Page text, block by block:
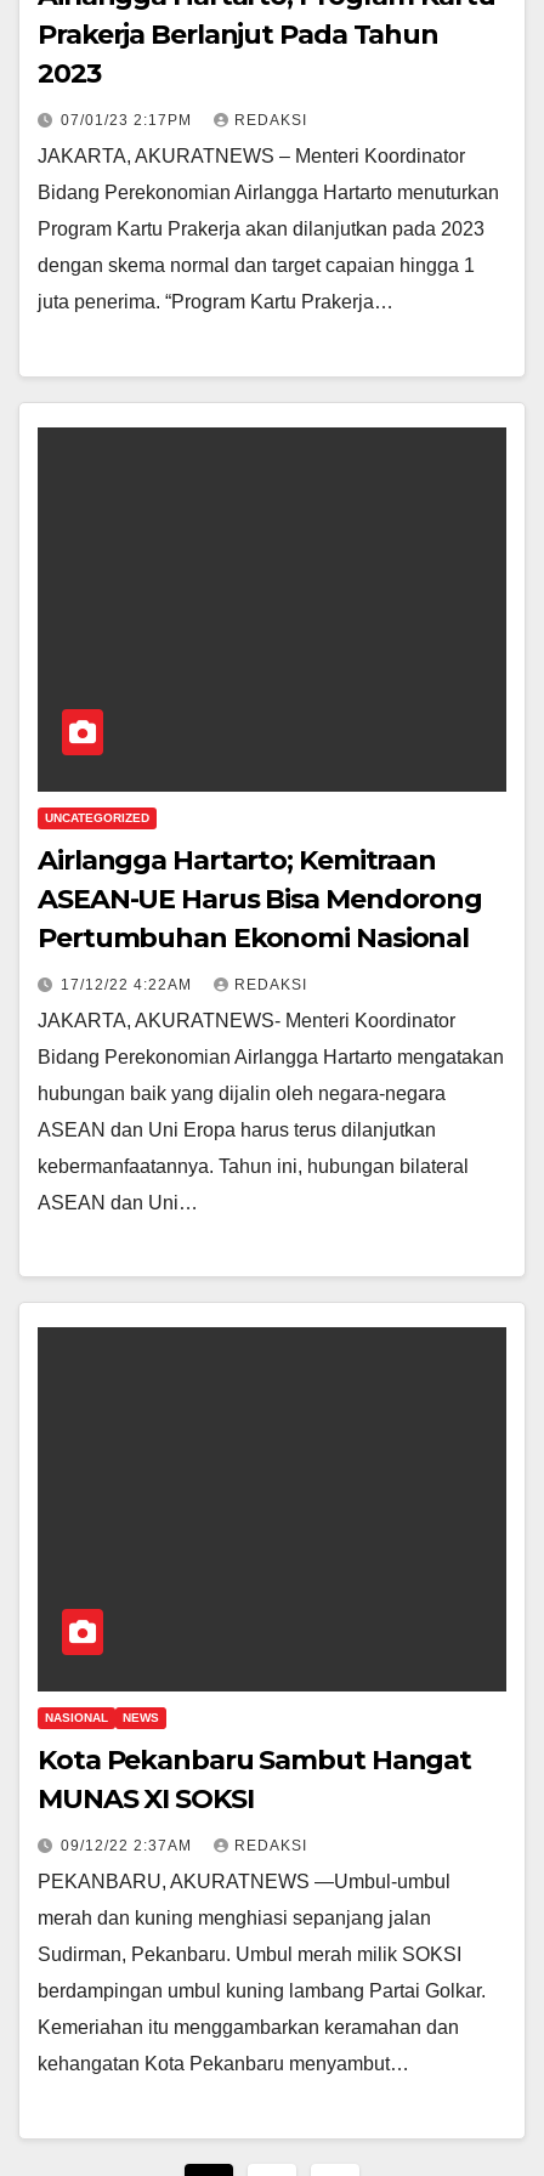
Prakerja Berlanjut Pada Tahun
2023
07/01/23 2:17PM REDAKSI
JAKARTA, AKURATNEWS – Menteri Koordinator
Bidang Perekonomian Airlangga Hartarto menuturkan
Program Kartu Prakerja akan dilanjutkan pada 2023
dengan skema normal dan target capaian hingga 1
juta penerima. “Program Kartu Prakerja…
UNCATEGORIZED
Airlangga Hartarto; Kemitraan
ASEAN-UE Harus Bisa Mendorong
Pertumbuhan Ekonomi Nasional
17/12/22 4:22AM REDAKSI
JAKARTA, AKURATNEWS- Menteri Koordinator
Bidang Perekonomian Airlangga Hartarto mengatakan
hubungan baik yang dijalin oleh negara-negara
ASEAN dan Uni Eropa harus terus dilanjutkan
kebermanfaatannya. Tahun ini, hubungan bilateral
ASEAN dan Uni…
NASIONAL NEWS
Kota Pekanbaru Sambut Hangat
MUNAS XI SOKSI
09/12/22 2:37AM REDAKSI
PEKANBARU, AKURATNEWS —Umbul-umbul
merah dan kuning menghiasi sepanjang jalan
Sudirman, Pekanbaru. Umbul merah milik SOKSI
berdampingan umbul kuning lambang Partai Golkar.
Kemeriahan itu menggambarkan keramahan dan
kehangatan Kota Pekanbaru menyambut…